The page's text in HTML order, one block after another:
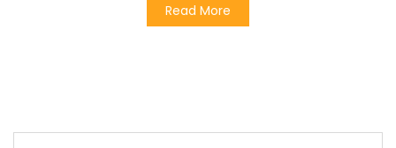
Read More